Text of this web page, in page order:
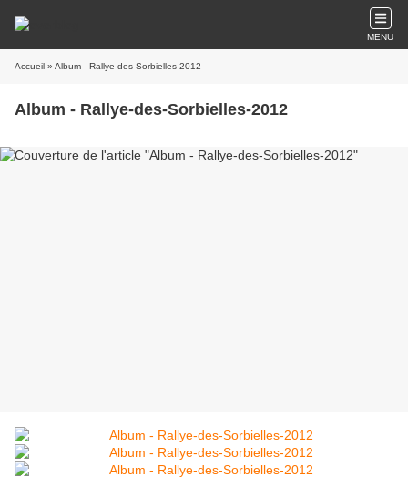
MENU
Accueil » Album - Rallye-des-Sorbielles-2012
Album - Rallye-des-Sorbielles-2012